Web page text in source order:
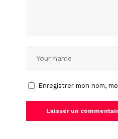
Enregistrer mon nom,